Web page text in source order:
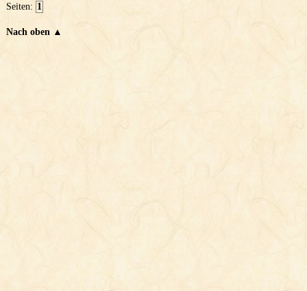
Seiten: 1
Nach oben ▲